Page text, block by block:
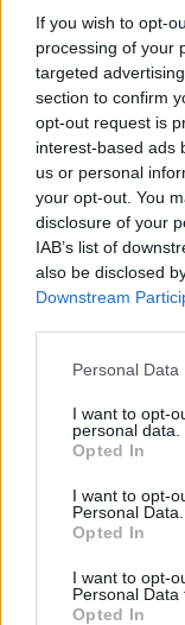
If you wish to opt-
processing of your
targeted
section to confirm
opt-out request is
interest-based ads
us or personal
your opt-out. You
disclosure of your
IAB’s list of
also be disclosed
Downstream
Personal
I want to opt-
personal data.
Opted In
I want to opt-
Personal Data.
Opted In
I want to opt-
Personal Data
Opted In
szobornál
2026. július 19.,